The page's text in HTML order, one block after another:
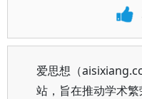
爱思想（
站，旨在推动学术繁